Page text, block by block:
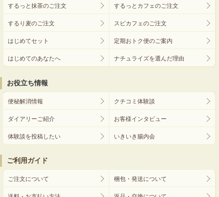
するっと抹茶のご注文 するっとカフェのご注文
するり麦のご注文 スピカフェのご注文
はじめてセット 定期おトク便のご案内
はじめてのあなたへ ナチュライズを選んだ理由
お役立ち情報
便秘解消情報 クチコミ体験談
ダイアリーご紹介 お客様インタビュー
体験談を投稿したい いきいき腸内会
ご利用ガイド
ご注文について 梱包・発送について